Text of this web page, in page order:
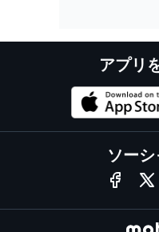
アプリ
ソー